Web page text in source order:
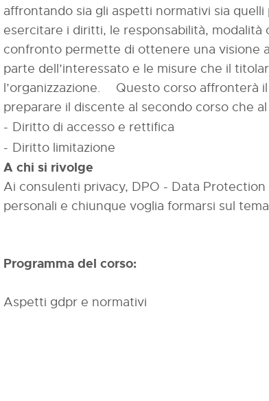
affrontando sia gli aspetti normativi sia
esercitare i diritti, le responsabilità,
confronto permette di ottenere una visione
parte dell’interessato e le misure che il
l’organizzazione. Questo corso affronterà
preparare il discente al secondo corso che
- Diritto di accesso e rettifica
- Diritto limitazione
A chi si rivolge
Ai consulenti privacy, DPO - Data
personali e chiunque voglia formarsi sul
Programma del corso:
Aspetti gdpr e normativi